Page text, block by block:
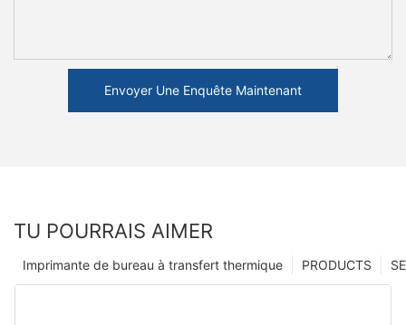
Envoyer Une Enquête Maintenant
TU POURRAIS AIMER
PRODUCTS
Imprimante de bureau à transfert thermique